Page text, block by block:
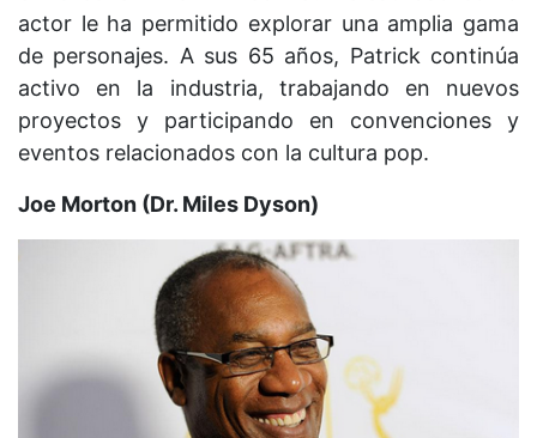
actor le ha permitido explorar una amplia gama
de personajes. A sus 65 años, Patrick continúa
activo en la industria, trabajando en nuevos
proyectos y participando en convenciones y
eventos relacionados con la cultura pop.
Joe Morton (Dr. Miles Dyson)